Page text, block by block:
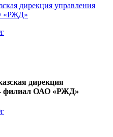
дирекция управления
«РЖД»
дирекция
филиал ОАО «РЖД»